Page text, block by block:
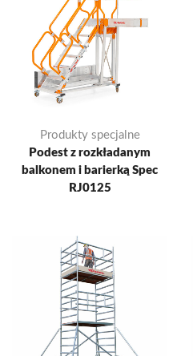
Produkty specjalne
Podest z rozkładanym
balkonem i barierką Spec
RJ0125